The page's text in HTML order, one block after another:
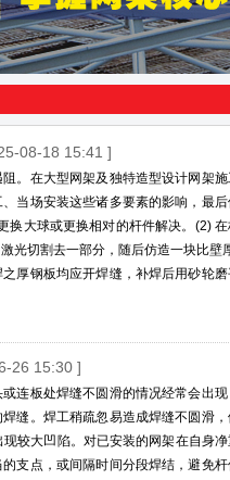
08-18 15:41 ]
。在大型网架及独特造型设计网架施
当场安装这些诸多要素的影响，最
换大球或更换相对的杆件解决。(2)
光切割去一部分，随后仿造一块比壁
厚钢板均应开焊缝，补焊后用砂轮
26 15:30 ]
连板处焊缝不圆滑的情况经常会出
缝。焊工稍疏忽易造成焊缝不圆滑，
较大凹陷。对已安装的网架在自身
支点，或间隔时间分段焊结，避免